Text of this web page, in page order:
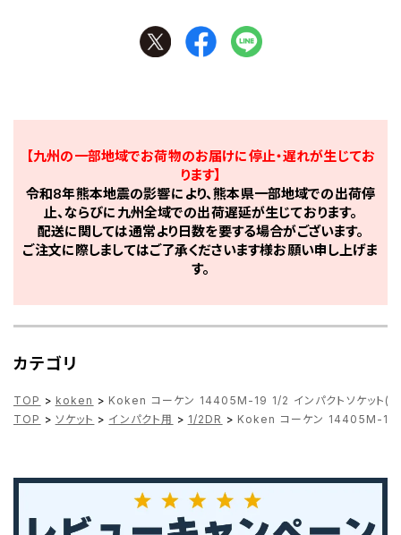
【九州の一部地域でお荷物のお届けに停止・遅れが生じてお
ります】
令和8年熊本地震の影響により、熊本県一部地域での出荷停
止、ならびに九州全域での出荷遅延が生じております。
配送に関しては通常より日数を要する場合がございます。
ご注文に際しましてはご了承くださいます様お願い申し上げま
す。
カテゴリ
TOP > koken > Koken コーケン 14405M-19 1/2 インパクトソケット
TOP > ソケット > インパクト用 > 1/2DR > Koken コーケン 14405M-19